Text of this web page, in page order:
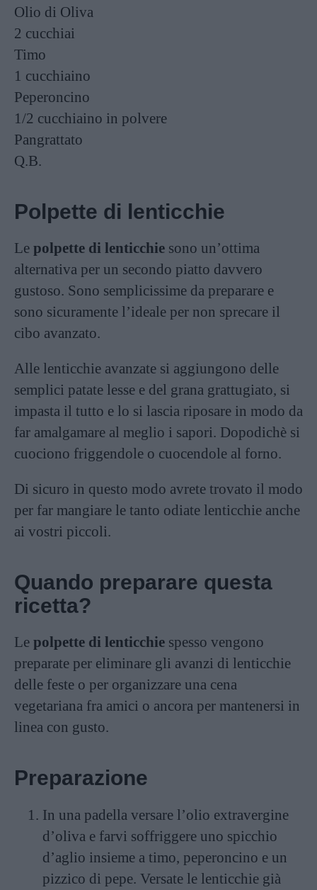
Olio di Oliva
2 cucchiai
Timo
1 cucchiaino
Peperoncino
1/2 cucchiaino in polvere
Pangrattato
Q.B.
Polpette di lenticchie
Le polpette di lenticchie sono un’ottima
alternativa per un secondo piatto davvero
gustoso. Sono semplicissime da preparare e
sono sicuramente l’ideale per non sprecare il
cibo avanzato.
Alle lenticchie avanzate si aggiungono delle
semplici patate lesse e del grana grattugiato, si
impasta il tutto e lo si lascia riposare in modo da
far amalgamare al meglio i sapori. Dopodichè si
cuociono friggendole o cuocendole al forno.
Di sicuro in questo modo avrete trovato il modo
per far mangiare le tanto odiate lenticchie anche
ai vostri piccoli.
Quando preparare questa
ricetta?
Le polpette di lenticchie spesso vengono
preparate per eliminare gli avanzi di lenticchie
delle feste o per organizzare una cena
vegetariana fra amici o ancora per mantenersi in
linea con gusto.
Preparazione
In una padella versare l’olio extravergine
d’oliva e farvi soffriggere uno spicchio
d’aglio insieme a timo, peperoncino e un
pizzico di pepe. Versate le lenticchie già